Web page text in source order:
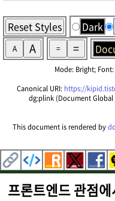
Reset Styles Dark
A A = =
Mode: Bright;
Canonical URI: https://
dg:plink (Document
This document is rendered by
프론트엔드 관점